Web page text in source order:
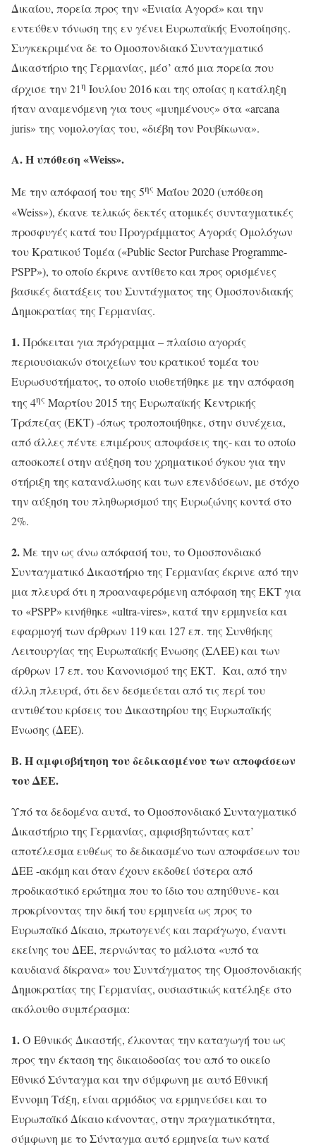
Δικαίου, πορεία προς την «Ενιαία Αγορά» και την
εντεύθεν τόνωση της εν γένει Ευρωπαϊκής Ενοποίησης.
Συγκεκριμένα δε το Ομοσπονδιακό Συνταγματικό
Δικαστήριο της Γερμανίας, μέσ’ από μια πορεία που
άρχισε την 21η Ιουλίου 2016 και της οποίας η κατάληξη
ήταν αναμενόμενη για τους «μυημένους» στα «arcana
juris» της νομολογίας του, «διέβη τον Ρουβίκωνα».
Α. Η υπόθεση «Weiss».
Με την απόφασή του της 5ης Μαΐου 2020 (υπόθεση
«Weiss»), έκανε τελικώς δεκτές ατομικές συνταγματικές
προσφυγές κατά του Προγράμματος Αγοράς Ομολόγων
του Κρατικού Τομέα («Public Sector Purchase Programme-
PSPP»), το οποίο έκρινε αντίθετο και προς ορισμένες
βασικές διατάξεις του Συντάγματος της Ομοσπονδιακής
Δημοκρατίας της Γερμανίας.
1.Πρόκειται για πρόγραμμα – πλαίσιο αγοράς
περιουσιακών στοιχείων του κρατικού τομέα του
Ευρωσυστήματος, το οποίο υιοθετήθηκε με την απόφαση
της 4ης Μαρτίου 2015 της Ευρωπαϊκής Κεντρικής
Τράπεζας (ΕΚΤ) -όπως τροποποιήθηκε, στην συνέχεια,
από άλλες πέντε επιμέρους αποφάσεις της- και το οποίο
αποσκοπεί στην αύξηση του χρηματικού όγκου για την
στήριξη της κατανάλωσης και των επενδύσεων, με στόχο
την αύξηση του πληθωρισμού της Ευρωζώνης κοντά στο
2%.
2.Mε την ως άνω απόφασή του, το Ομοσπονδιακό
Συνταγματικό Δικαστήριο της Γερμανίας έκρινε από την
μια πλευρά ότι η προαναφερόμενη απόφαση της ΕΚΤ για
το «PSPP» κινήθηκε «ultra-vires», κατά την ερμηνεία και
εφαρμογή των άρθρων 119 και 127 επ. της Συνθήκης
Λειτουργίας της Ευρωπαϊκής Ένωσης (ΣΛΕΕ) και των
άρθρων 17 επ. του Κανονισμού της ΕΚΤ. Και, από την
άλλη πλευρά, ότι δεν δεσμεύεται από τις περί του
αντιθέτου κρίσεις του Δικαστηρίου της Ευρωπαϊκής
Ένωσης (ΔΕΕ).
Β. Η αμφισβήτηση του δεδικασμένου των αποφάσεων
του ΔΕΕ.
Υπό τα δεδομένα αυτά, το Ομοσπονδιακό Συνταγματικό
Δικαστήριο της Γερμανίας, αμφισβητώντας κατ’
αποτέλεσμα ευθέως το δεδικασμένο των αποφάσεων του
ΔΕΕ -ακόμη και όταν έχουν εκδοθεί ύστερα από
προδικαστικό ερώτημα που το ίδιο του απηύθυνε- και
προκρίνοντας την δική του ερμηνεία ως προς το
Ευρωπαϊκό Δίκαιο, πρωτογενές και παράγωγο, έναντι
εκείνης του ΔΕΕ, περνώντας το μάλιστα «υπό τα
καυδιανά δίκρανα» του Συντάγματος της Ομοσπονδιακής
Δημοκρατίας της Γερμανίας, ουσιαστικώς κατέληξε στο
ακόλουθο συμπέρασμα:
1.Ο Εθνικός Δικαστής, έλκοντας την καταγωγή του ως
προς την έκταση της δικαιοδοσίας του από το οικείο
Εθνικό Σύνταγμα και την σύμφωνη με αυτό Εθνική
Έννομη Τάξη, είναι αρμόδιος να ερμηνεύσει και το
Ευρωπαϊκό Δίκαιο κάνοντας, στην πραγματικότητα,
σύμφωνη με το Σύνταγμα αυτό ερμηνεία των κατά